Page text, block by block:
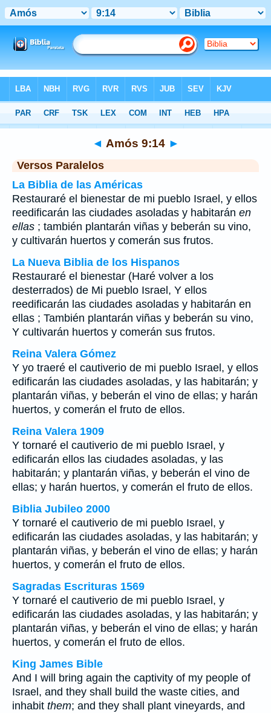
>Amós > Capítulo 9> Verso 14
◄ Amós 9:14 ►
Versos Paralelos
La Biblia de las Américas
Restauraré el bienestar de mi pueblo Israel, y ellos
reedificarán las ciudades asoladas y habitarán en
ellas ; también plantarán viñas y beberán su vino,
y cultivarán huertos y comerán sus frutos.
La Nueva Biblia de los Hispanos
Restauraré el bienestar (Haré volver a los
desterrados) de Mi pueblo Israel, Y ellos
reedificarán las ciudades asoladas y habitarán en
ellas ; También plantarán viñas y beberán su vino,
Y cultivarán huertos y comerán sus frutos.
Reina Valera Gómez
Y yo traeré el cautiverio de mi pueblo Israel, y ellos
edificarán las ciudades asoladas, y las habitarán; y
plantarán viñas, y beberán el vino de ellas; y harán
huertos, y comerán el fruto de ellos.
Reina Valera 1909
Y tornaré el cautiverio de mi pueblo Israel, y
edificarán ellos las ciudades asoladas, y las
habitarán; y plantarán viñas, y beberán el vino de
ellas; y harán huertos, y comerán el fruto de ellos.
Biblia Jubileo 2000
Y tornaré el cautiverio de mi pueblo Israel, y
edificarán las ciudades asoladas, y las habitarán; y
plantarán viñas, y beberán el vino de ellas; y harán
huertos, y comerán el fruto de ellos.
Sagradas Escrituras 1569
Y tornaré el cautiverio de mi pueblo Israel, y
edificarán las ciudades asoladas, y las habitarán; y
plantarán viñas, y beberán el vino de ellas; y harán
huertos, y comerán el fruto de ellos.
King James Bible
And I will bring again the captivity of my people of
Israel, and they shall build the waste cities, and
inhabit them; and they shall plant vineyards, and